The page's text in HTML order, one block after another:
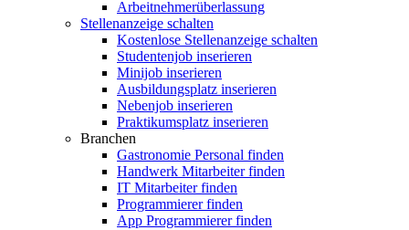
Arbeitnehmerüberlassung
Stellenanzeige schalten
Kostenlose Stellenanzeige schalten
Studentenjob inserieren
Minijob inserieren
Ausbildungsplatz inserieren
Nebenjob inserieren
Praktikumsplatz inserieren
Branchen
Gastronomie Personal finden
Handwerk Mitarbeiter finden
IT Mitarbeiter finden
Programmierer finden
App Programmierer finden